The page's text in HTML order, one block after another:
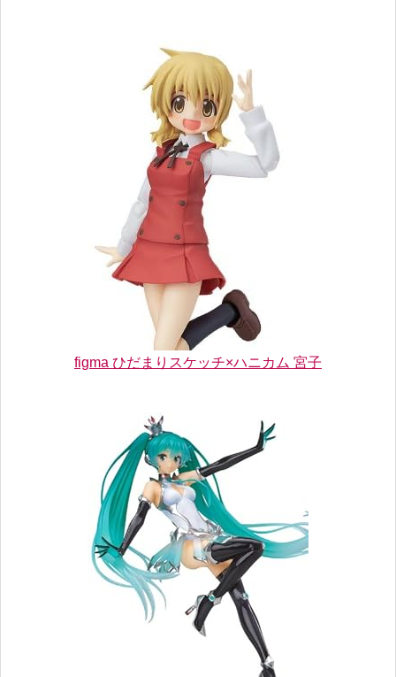
figma ひだまりスケッチ×ハニカム 宮子